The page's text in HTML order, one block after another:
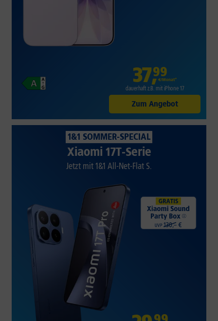
37,99
€/Monat*
dauerhaft z.B. mit iPhone 17
Zum Angebot
1&1 SOMMER-SPECIAL
Xiaomi 17T-Serie
Jetzt mit 1&1 All-Net-Flat S.